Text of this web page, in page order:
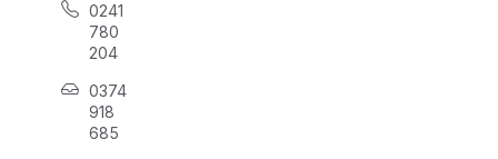
0241
780
204
0374
918
685